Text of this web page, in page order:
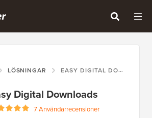
LÖSNINGAR EASY DIGITAL DOWNLOADS
Digital Downloads
7 Användarrecensioner